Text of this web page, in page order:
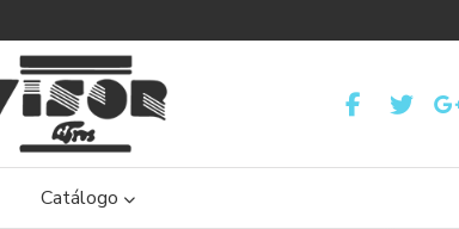
Catálogo